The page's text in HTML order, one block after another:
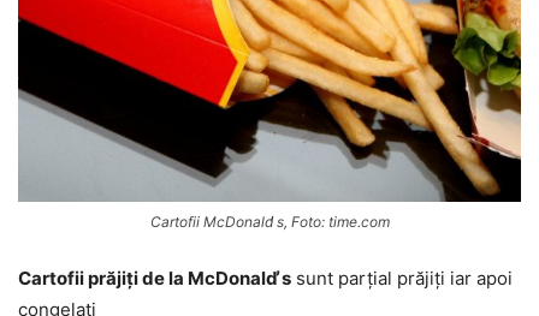
Cartofii McDonald̕ s, Foto: time.com
Cartofii prăjiți de la McDonald̕ s sunt parțial prăjiți iar apoi
congelați